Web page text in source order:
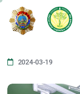
2024-03-19